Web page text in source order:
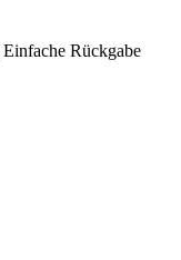
Einfache Rückgabe